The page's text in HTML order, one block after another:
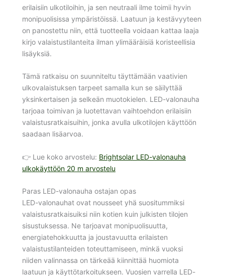
erilaisiin ulkotiloihin, ja sen neutraali ilme toimii hyvin
monipuolisissa ympäristöissä. Laatuun ja kestävyyteen
on panostettu niin, että tuotteella voidaan kattaa laaja
kirjo valaistustilanteita ilman ylimääräisiä koristeellisia
lisäyksiä.
Tämä ratkaisu on suunniteltu täyttämään vaativien
ulkovalaistuksen tarpeet samalla kun se säilyttää
yksinkertaisen ja selkeän muotokielen. LED-valonauha
tarjoaa toimivan ja luotettavan vaihtoehdon erilaisiin
valaistusratkaisuihin, jonka avulla ulkotilojen käyttöön
saadaan lisäarvoa.
👉 Lue koko arvostelu: Brightsolar LED-valonauha
ulkokäyttöön 20 m arvostelu
Paras LED-valonauha ostajan opas
LED-valonauhat ovat nousseet yhä suositummiksi
valaistusratkaisuiksi niin kotien kuin julkisten tilojen
sisustuksessa. Ne tarjoavat monipuolisuutta,
energiatehokkuutta ja joustavuutta erilaisten
valaistustilanteiden toteuttamiseen, minkä vuoksi
niiden valinnassa on tärkeää kiinnittää huomiota
laatuun ja käyttötarkoitukseen. Vuosien varrella LED-